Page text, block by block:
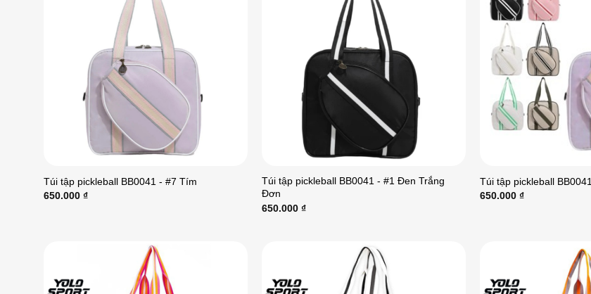
Túi tập pickleball BB0041 - #7 Tím
650.000 ₫
Túi tập pickleball BB0041 - #1 Đen Trắng
Đơn
650.000 ₫
Túi tập pickleball BB0041
650.000 ₫